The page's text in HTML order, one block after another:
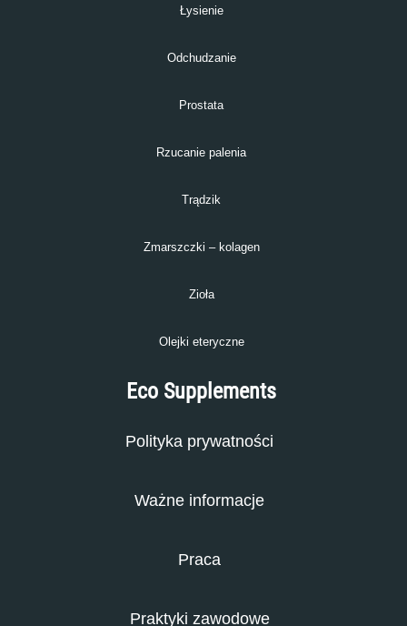
Łysienie
Odchudzanie
Prostata
Rzucanie palenia
Trądzik
Zmarszczki – kolagen
Zioła
Olejki eteryczne
Eco Supplements
Polityka prywatności
Ważne informacje
Praca
Praktyki zawodowe